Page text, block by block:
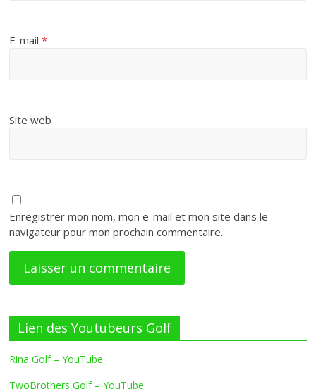
E-mail*
Site web
Enregistrer mon nom, mon e-mail et mon site dans le
navigateur pour mon prochain commentaire.
Lien des Youtubeurs Golf
Rina Golf – YouTube
TwoBrothers Golf – YouTube